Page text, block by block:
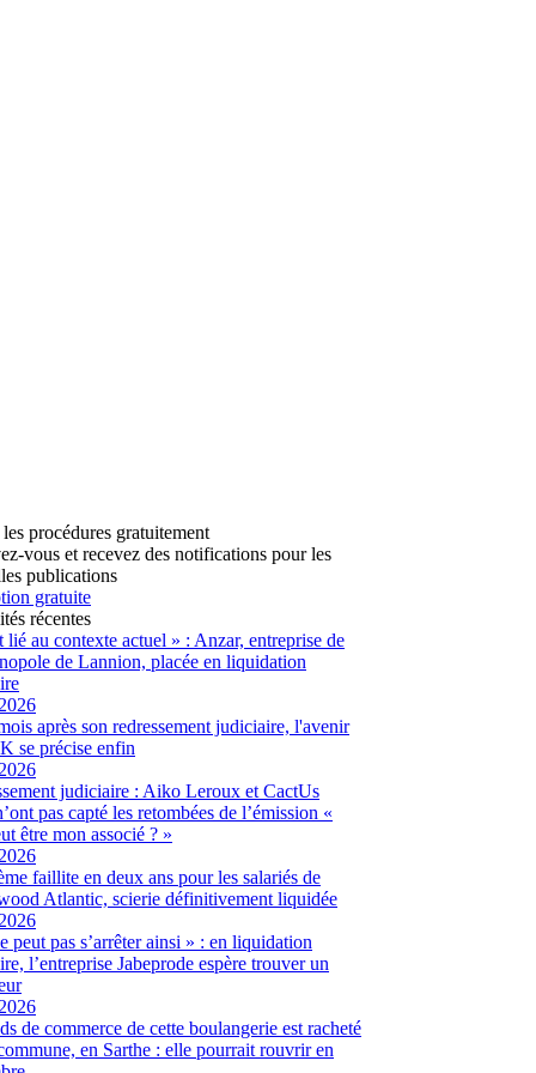
procédures gratuitement
vous et recevez des notifications pour les
publications
gratuite
récentes
lié au contexte actuel » : Anzar, entreprise de
de Lannion, placée en liquidation
après son redressement judiciaire, l'avenir
se précise enfin
judiciaire : Aiko Leroux et CactUs
pas capté les retombées de l’émission «
être mon associé ? »
faillite en deux ans pour les salariés de
Atlantic, scierie définitivement liquidée
peut pas s’arrêter ainsi » : en liquidation
l’entreprise Jabeprode espère trouver un
de commerce de cette boulangerie est racheté
en Sarthe : elle pourrait rouvrir en